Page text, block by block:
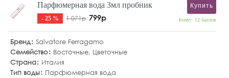
Парфюмерная вода 3мл пробник
- 25 % 1 071р 799р
Купить
Бонус: 12 баллов
Бренд Salvatore Ferragamo
Семейство
Восточные, Цветочные
Страна
Италия
Тип воды
Парфюмерная вода